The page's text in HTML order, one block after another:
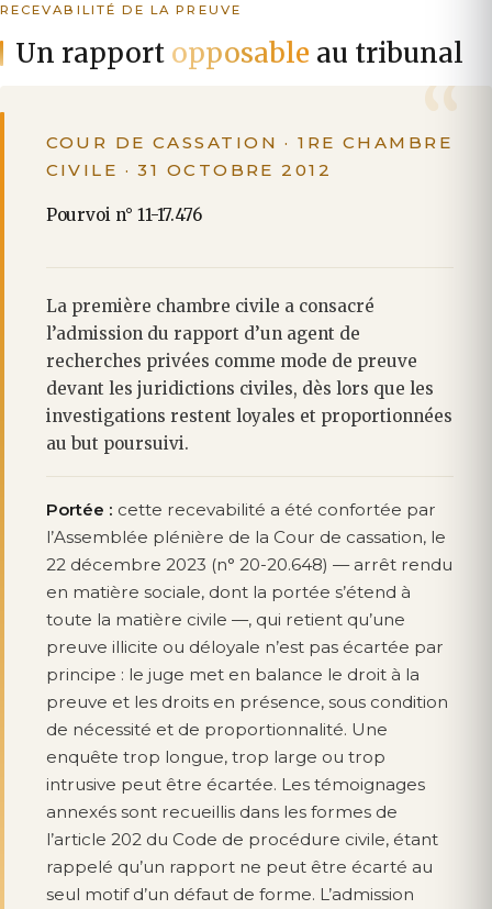
RECEVABILITÉ DE LA PREUVE
Un rapport opposable au tribunal
COUR DE CASSATION · 1RE CHAMBRE
CIVILE · 31 OCTOBRE 2012
Pourvoi n° 11-17.476
La première chambre civile a consacré
l’admission du rapport d’un agent de
recherches privées comme mode de preuve
devant les juridictions civiles, dès lors que les
investigations restent loyales et proportionnées
au but poursuivi.
Portée : cette recevabilité a été confortée par
l’Assemblée plénière de la Cour de cassation, le
22 décembre 2023 (n° 20-20.648) — arrêt rendu
en matière sociale, dont la portée s’étend à
toute la matière civile —, qui retient qu’une
preuve illicite ou déloyale n’est pas écartée par
principe : le juge met en balance le droit à la
preuve et les droits en présence, sous condition
de nécessité et de proportionnalité. Une
enquête trop longue, trop large ou trop
intrusive peut être écartée. Les témoignages
annexés sont recueillis dans les formes de
l’article 202 du Code de procédure civile, étant
rappelé qu’un rapport ne peut être écarté au
seul motif d’un défaut de forme. L’admission